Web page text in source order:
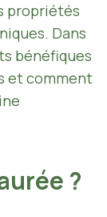
propriétés
Dans
bénéfiques
et comment
?